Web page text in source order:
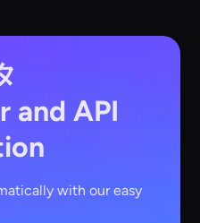
and API
with our easy